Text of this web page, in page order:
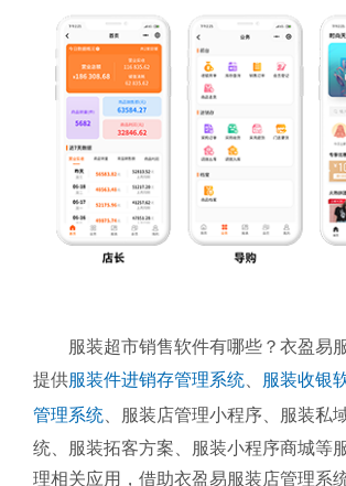
服装超市销售软件有哪些？衣盈易
提供服装件进销存管理系统 服装收银
管理系统
服装店管理小程序、服装私
统、服装拓客方案、服装小程序商城等
理相关应用，借助衣盈易服装店管理系